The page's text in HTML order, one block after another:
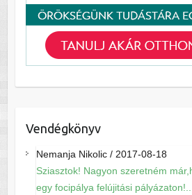
Vendégkönyv
Nemanja Nikolic/ 2017-08-18
Sziasztok! Nagyon szeretném
egy focipálya felújitási pályázaton!...